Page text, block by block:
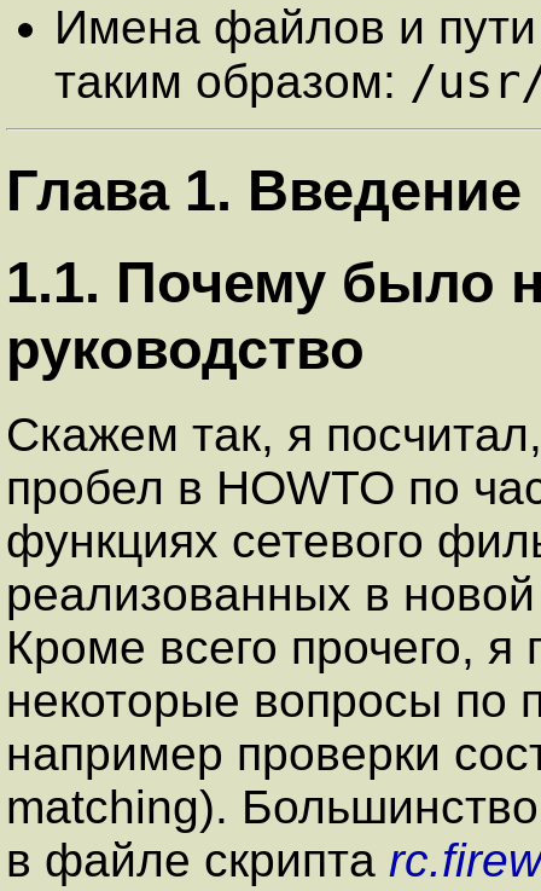
Имена файлов и
таким образом: /
Глава 1. Введение
1.1. Почему было
руководство
Скажем так, я
пробел в HOWTO по
функциях сетевого
реализованных в
Кроме всего прочего, я
некоторые вопросы по
например проверки
matching).
в файле скрипта